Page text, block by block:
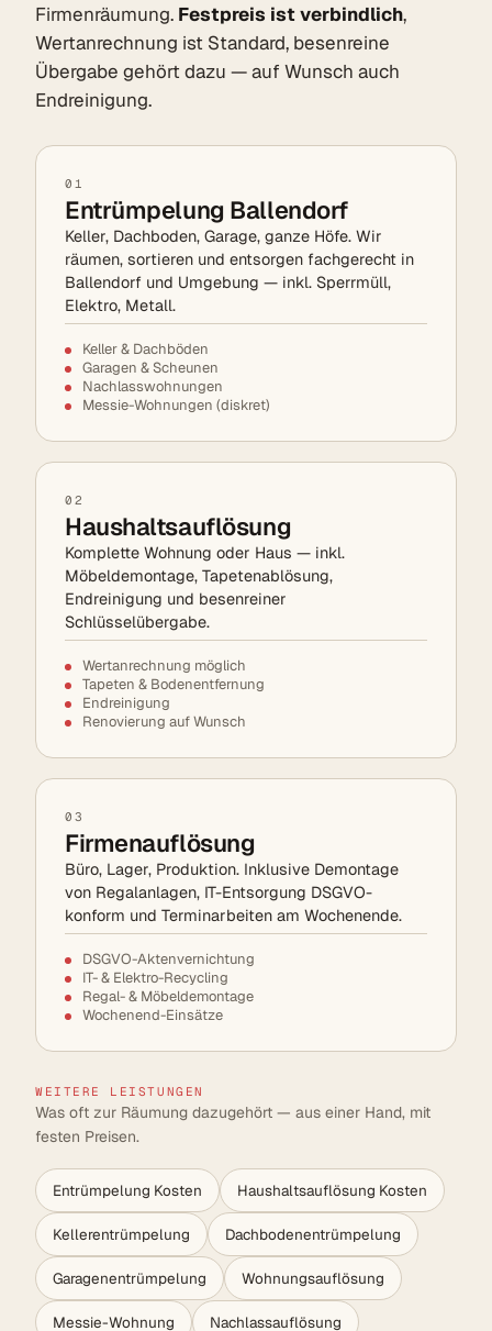
Firmenräumung. Festpreis ist verbindlich,
Wertanrechnung ist Standard, besenreine
Übergabe gehört dazu — auf Wunsch auch
Endreinigung.
01
Entrümpelung Ballendorf
Keller, Dachboden, Garage, ganze Höfe. Wir
räumen, sortieren und entsorgen fachgerecht in
Ballendorf und Umgebung — inkl. Sperrmüll,
Elektro, Metall.
Keller & Dachböden
Garagen & Scheunen
Nachlasswohnungen
Messie-Wohnungen (diskret)
02
Haushaltsauflösung
Komplette Wohnung oder Haus — inkl.
Möbeldemontage, Tapetenablösung,
Endreinigung und besenreiner
Schlüsselübergabe.
Wertanrechnung möglich
Tapeten & Bodenentfernung
Endreinigung
Renovierung auf Wunsch
03
Firmenauflösung
Büro, Lager, Produktion. Inklusive Demontage
von Regalanlagen, IT-Entsorgung DSGVO-
konform und Terminarbeiten am Wochenende.
DSGVO-Aktenvernichtung
IT- & Elektro-Recycling
Regal- & Möbeldemontage
Wochenend-Einsätze
WEITERE LEISTUNGEN
Was oft zur Räumung dazugehört — aus einer Hand, mit
festen Preisen.
Entrümpelung Kosten Haushaltsauflösung Kosten
Kellerentrümpelung Dachbodenentrümpelung
Garagenentrümpelung Wohnungsauflösung
Messie-Wohnung Nachlassauflösung